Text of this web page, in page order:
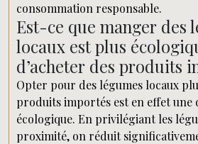
consommation responsable.
Est-ce que manger des
locaux est plus
d’acheter des produits
Opter pour des légumes locaux
produits importés est en effet une
écologique. En privilégiant les
proximité, on réduit